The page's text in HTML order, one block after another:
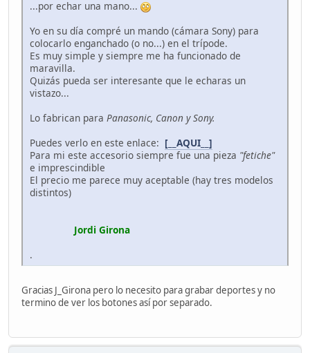
...por echar una mano...
Yo en su día compré un mando (cámara Sony) para
colocarlo enganchado (o no...) en el trípode.
Es muy simple y siempre me ha funcionado de
maravilla.
Quizás pueda ser interesante que le echaras un
vistazo...
Lo fabrican para Panasonic, Canon y Sony.
Puedes verlo en este enlace: [__AQUI__]
Para mi este accesorio siempre fue una pieza "fetiche"
e imprescindible
El precio me parece muy aceptable (hay tres modelos
distintos)
Jordi Girona
.
Gracias J_Girona pero lo necesito para grabar deportes y no
termino de ver los botones así por separado.